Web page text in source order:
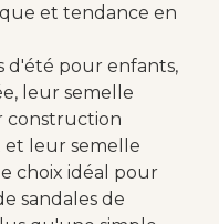
et tendance en
d'été pour enfants,
leur semelle
construction
et leur semelle
choix idéal pour
sandales de